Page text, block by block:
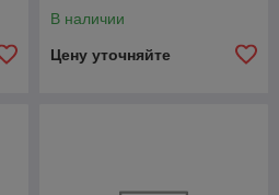
В наличии
Цену уточняйте